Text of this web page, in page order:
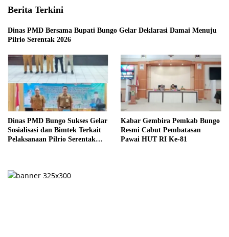
Berita Terkini
Dinas PMD Bersama Bupati Bungo Gelar Deklarasi Damai Menuju
Pilrio Serentak 2026
Dinas PMD Bungo Sukses Gelar
Sosialisasi dan Bimtek Terkait
Pelaksanaan Pilrio Serentak
Kabar Gembira Pemkab Bungo
Resmi Cabut Pembatasan
Pawai HUT RI Ke-81